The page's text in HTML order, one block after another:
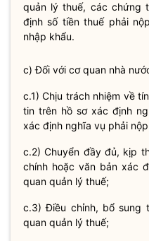
quản lýthuế, các chứng
định số tiềnthuếphải
nhập khẩu.
c) Đối với cơ quan nhà
c.1) Chịu trách nhiệm về
tin trên hồ sơ xác định
xác định nghĩa vụ phải
c.2) Chuyển đầy đủ, kịp
chính hoặc văn bản xác
quan quản lý thuế;
c.3) Điều chỉnh, bổ sung
quan quản lý thuế;